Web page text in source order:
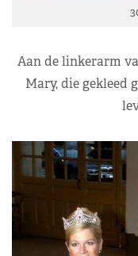
Aan de linkerarm
Mary, die gekleed